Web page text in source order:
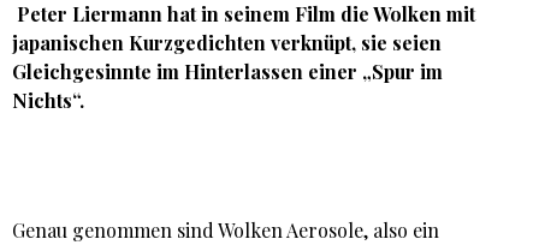
Peter Liermann hat in seinem Film die Wolken mit
japanischen Kurzgedichten verknüpt, sie seien
Gleichgesinnte im Hinterlassen einer „Spur im
Nichts“.
Genau genommen sind Wolken Aerosole, also ein